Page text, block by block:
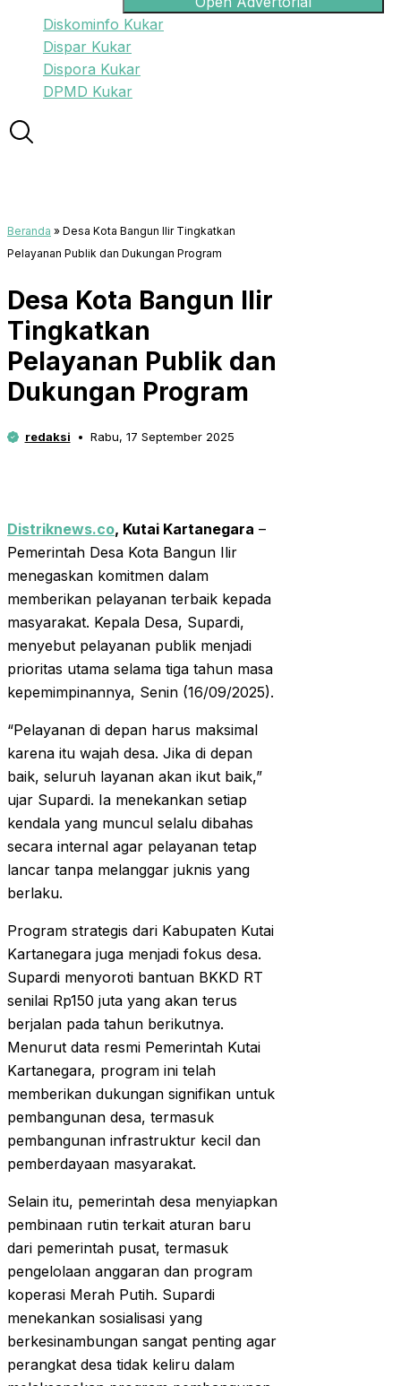
Diskominfo Kukar
Dispar Kukar
Dispora Kukar
DPMD Kukar
Beranda » Desa Kota Bangun Ilir Tingkatkan
Pelayanan Publik dan Dukungan Program
Desa Kota Bangun Ilir
Tingkatkan
Pelayanan Publik dan
Dukungan Program
redaksi Rabu, 17 September 2025
Distriknews.co, Kutai Kartanegara –
Pemerintah Desa Kota Bangun Ilir
menegaskan komitmen dalam
memberikan pelayanan terbaik kepada
masyarakat. Kepala Desa, Supardi,
menyebut pelayanan publik menjadi
prioritas utama selama tiga tahun masa
kepemimpinannya, Senin (16/09/2025).
“Pelayanan di depan harus maksimal
karena itu wajah desa. Jika di depan
baik, seluruh layanan akan ikut baik,”
ujar Supardi. Ia menekankan setiap
kendala yang muncul selalu dibahas
secara internal agar pelayanan tetap
lancar tanpa melanggar juknis yang
berlaku.
Program strategis dari Kabupaten Kutai
Kartanegara juga menjadi fokus desa.
Supardi menyoroti bantuan BKKD RT
senilai Rp150 juta yang akan terus
berjalan pada tahun berikutnya.
Menurut data resmi Pemerintah Kutai
Kartanegara, program ini telah
memberikan dukungan signifikan untuk
pembangunan desa, termasuk
pembangunan infrastruktur kecil dan
pemberdayaan masyarakat.
Selain itu, pemerintah desa menyiapkan
pembinaan rutin terkait aturan baru
dari pemerintah pusat, termasuk
pengelolaan anggaran dan program
koperasi Merah Putih. Supardi
menekankan sosialisasi yang
berkesinambungan sangat penting agar
perangkat desa tidak keliru dalam